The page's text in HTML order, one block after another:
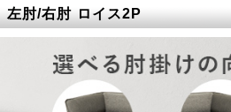
左肘/右肘 ロイス2P